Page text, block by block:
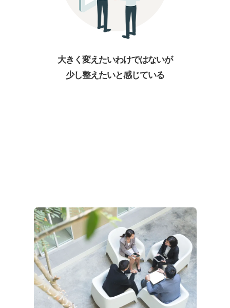
大きく変えたいわけではないが
少し整えたいと感じている